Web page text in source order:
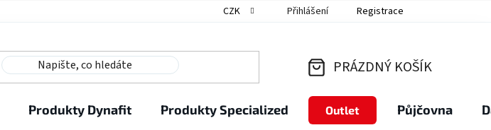
CZK Přihlášení Registrace
KOŠÍK
PRÁZDNÝ KOŠÍK
Produkty Dynafit Produkty Specialized Outlet Půjčovna